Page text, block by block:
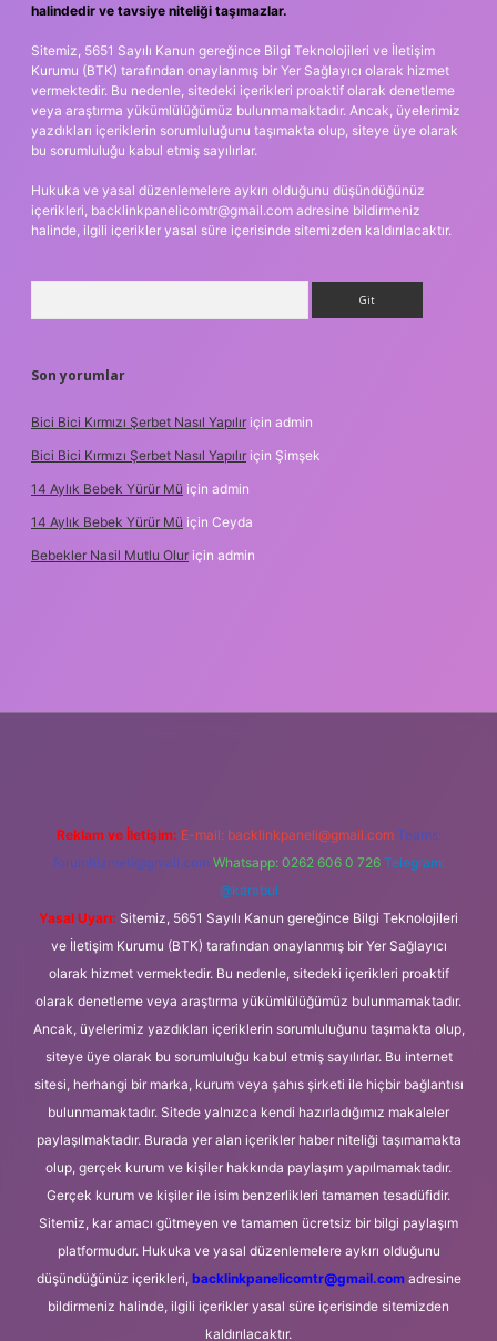
halindedir ve tavsiye niteliği taşımazlar.
Sitemiz, 5651 Sayılı Kanun gereğince Bilgi Teknolojileri ve İletişim
Kurumu (BTK) tarafından onaylanmış bir Yer Sağlayıcı olarak hizmet
vermektedir. Bu nedenle, sitedeki içerikleri proaktif olarak denetleme
veya araştırma yükümlülüğümüz bulunmamaktadır. Ancak, üyelerimiz
yazdıkları içeriklerin sorumluluğunu taşımakta olup, siteye üye olarak
bu sorumluluğu kabul etmiş sayılırlar.
Hukuka ve yasal düzenlemelere aykırı olduğunu düşündüğünüz
içerikleri, backlinkpanelicomtr@gmail.com adresine bildirmeniz
halinde, ilgili içerikler yasal süre içerisinde sitemizden kaldırılacaktır.
Son yorumlar
Bici Bici Kırmızı Şerbet Nasıl Yapılır için admin
Bici Bici Kırmızı Şerbet Nasıl Yapılır için Şimşek
14 Aylık Bebek Yürür Mü için admin
14 Aylık Bebek Yürür Mü için Ceyda
Bebekler Nasil Mutlu Olur için admin
Reklam ve İletişim: E-mail: backlinkpaneli@gmail.com Teams:
forumhizmeti@gmail.com Whatsapp: 0262 606 0 726 Telegram:
@karabul
Yasal Uyarı: Sitemiz, 5651 Sayılı Kanun gereğince Bilgi Teknolojileri
ve İletişim Kurumu (BTK) tarafından onaylanmış bir Yer Sağlayıcı
olarak hizmet vermektedir. Bu nedenle, sitedeki içerikleri proaktif
olarak denetleme veya araştırma yükümlülüğümüz bulunmamaktadır.
Ancak, üyelerimiz yazdıkları içeriklerin sorumluluğunu taşımakta olup,
siteye üye olarak bu sorumluluğu kabul etmiş sayılırlar. Bu internet
sitesi, herhangi bir marka, kurum veya şahıs şirketi ile hiçbir bağlantısı
bulunmamaktadır. Sitede yalnızca kendi hazırladığımız makaleler
paylaşılmaktadır. Burada yer alan içerikler haber niteliği taşımamakta
olup, gerçek kurum ve kişiler hakkında paylaşım yapılmamaktadır.
Gerçek kurum ve kişiler ile isim benzerlikleri tamamen tesadüfidir.
Sitemiz, kar amacı gütmeyen ve tamamen ücretsiz bir bilgi paylaşım
platformudur. Hukuka ve yasal düzenlemelere aykırı olduğunu
düşündüğünüz içerikleri, backlinkpanelicomtr@gmail.comadresine
bildirmeniz halinde, ilgili içerikler yasal süre içerisinde sitemizden
kaldırılacaktır.